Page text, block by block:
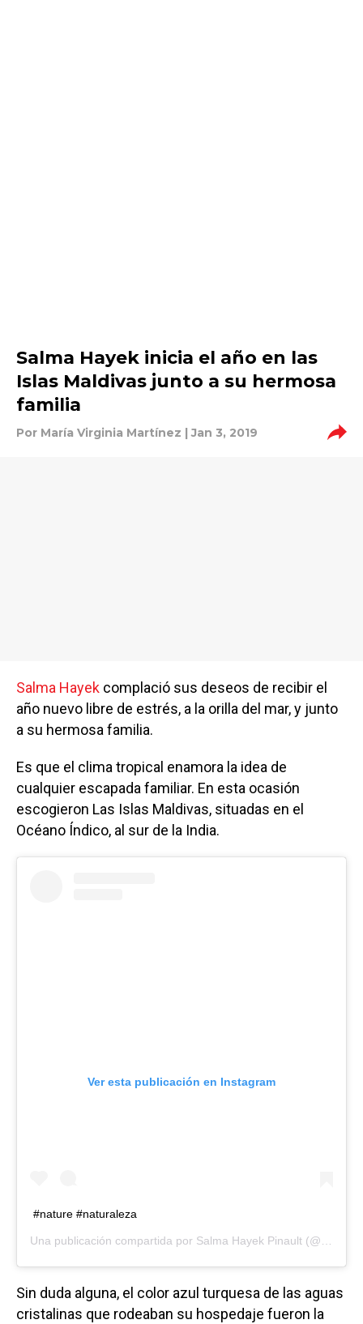
Salma Hayek inicia el año en las
Islas Maldivas junto a su hermosa
familia
Por María Virginia Martínez | Jan 3, 2019
Salma Hayek complació sus deseos de recibir el
año nuevo libre de estrés, a la orilla del mar, y junto
a su hermosa familia.
Es que el clima tropical enamora la idea de
cualquier escapada familiar. En esta ocasión
escogieron Las Islas Maldivas, situadas en el
Océano Índico, al sur de la India.
Ver esta publicación en Instagram
#nature #naturaleza
Una publicación compartida por Salma Hayek Pinault (@salmahayek) el
Sin duda alguna, el color azul turquesa de las aguas
cristalinas que rodeaban su hospedaje fueron la